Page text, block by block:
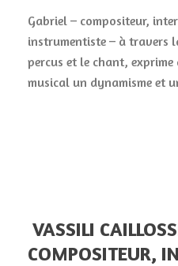
Gabriel – compositeur,
instrumentiste – à travers
percus et le chant,
musical un dynamisme et
VASSILI
COMPOSITEUR,